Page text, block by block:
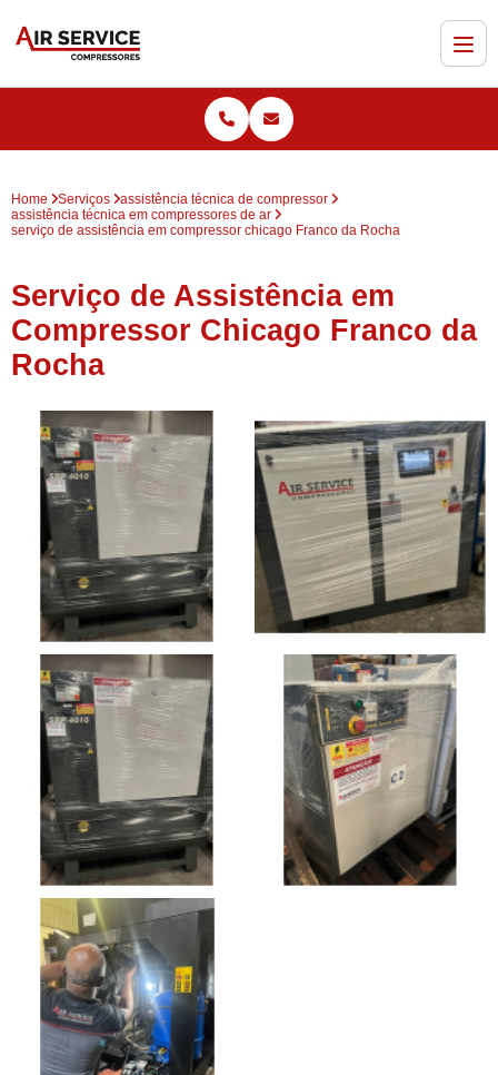
Home Serviços
assistência técnica de compressor
assistência técnica em compressores de ar
serviço de assistência em compressor chicago Franco da Rocha
Serviço de Assistência em
Compressor Chicago Franco da
Rocha